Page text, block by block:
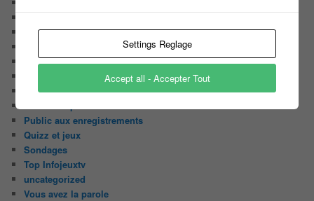
Les pages du blog
Les pages réservées aux abonnées
Les papiers du journaliste Masqué
Les Portraits de Fannette
Non classé
Public aux enregistrements
Quizz et jeux
Sondages
Top Infojeuxtv
uncategorized
Vous avez la parole
Settings Reglage
Accept all - Accepter Tout